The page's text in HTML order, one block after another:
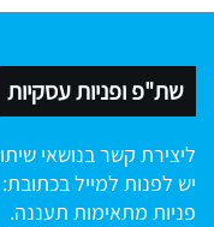
שת"פ ופניות עסקיות
ליצירת קשר בנושאי
יש לפנות למייל בכתובת:
פניות מתאימות תעננה.